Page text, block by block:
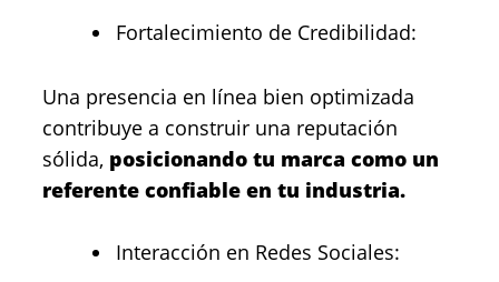
Fortalecimiento de Credibilidad:
Una presencia en línea bien optimizada
contribuye a construir una reputación
sólida, posicionando tu marca como un
referente confiable en tu industria.
Interacción en Redes Sociales: